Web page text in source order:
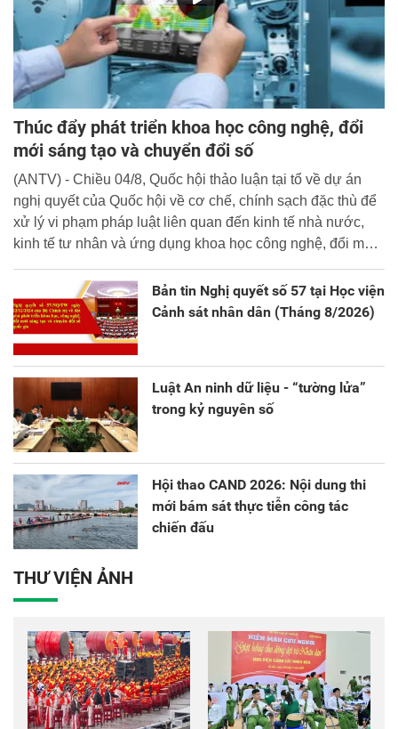
Thúc đẩy phát triển khoa học công nghệ, đổi
mới sáng tạo và chuyển đổi số
(ANTV) - Chiều 04/8, Quốc hội thảo luận tại tổ về dự án
nghị quyết của Quốc hội về cơ chế, chính sạch đặc thù để
xử lý vi phạm pháp luật liên quan đến kinh tế nhà nước,
kinh tế tư nhân và ứng dụng khoa học công nghệ, đổi mới
Bản tin Nghị quyết số 57 tại Học viện
Cảnh sát nhân dân (Tháng 8/2026)
Luật An ninh dữ liệu - “tường lửa”
trong kỷ nguyên số
Hội thao CAND 2026: Nội dung thi
mới bám sát thực tiễn công tác
chiến đấu
THƯ VIỆN ẢNH